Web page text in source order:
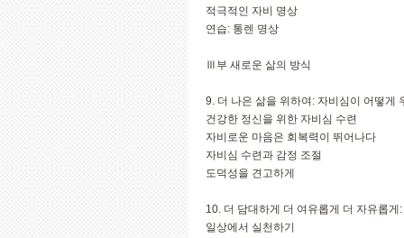
적극적인 자비 명상
연습: 통렌 명상
Ⅲ부 새로운 삶의 방식
9. 더 나은 삶을 위하여: 자비심이 어떻게
건강한 정신을 위한 자비심 수련
자비로운 마음은 회복력이 뛰어나다
자비심 수련과 감정 조절
도덕성을 견고하게
10. 더 담대하게 더 여유롭게 더 자유롭
일상에서 실천하기